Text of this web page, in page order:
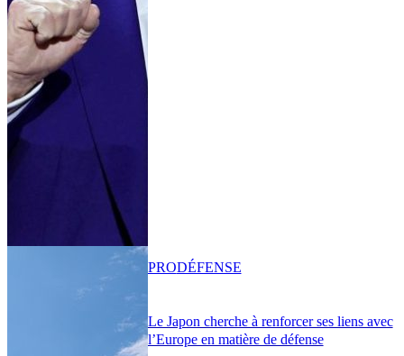
Le Japon cherche à renforcer ses liens avec
l’Europe en matière de défense
PRODÉFENSE